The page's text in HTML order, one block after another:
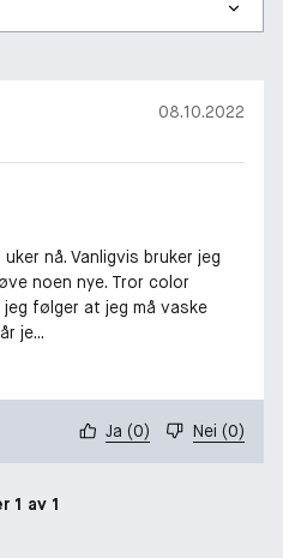
08.10.2022
nå. Vanligvis bruker jeg
noen nye. Tror color
følger at jeg må vaske
je...
Ja (0) Nei (0)
1 av 1